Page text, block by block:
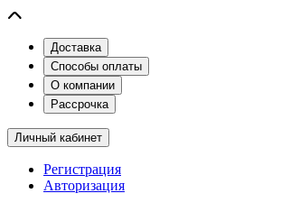
Доставка
Способы оплаты
О компании
Рассрочка
Личный кабинет
Регистрация
Авторизация